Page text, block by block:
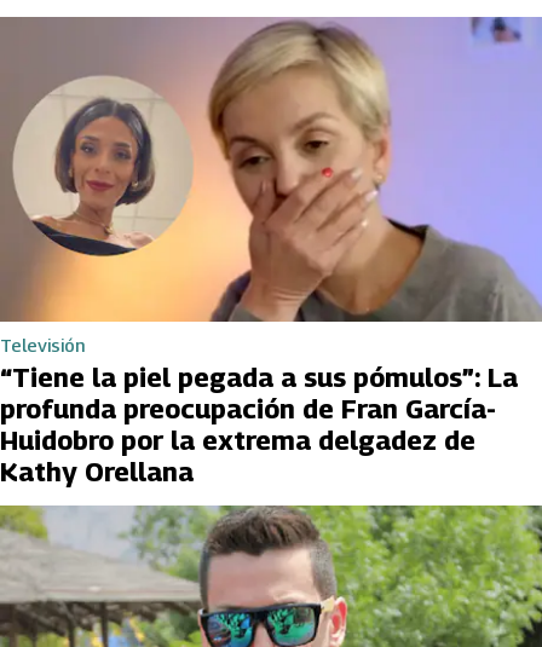
Televisión
“Tiene la piel pegada a sus pómulos”: La
profunda preocupación de Fran García-
Huidobro por la extrema delgadez de
Kathy Orellana